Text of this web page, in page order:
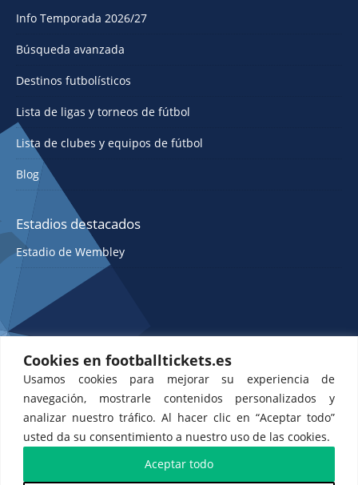
Cookies en footballtickets.es
Usamos cookies para mejorar su experiencia de
navegación, mostrarle contenidos personalizados y
analizar nuestro tráfico. Al hacer clic en “Aceptar todo”
usted da su consentimiento a nuestro uso de las cookies.
Aceptar todo
Info Temporada 2026/27
Búsqueda avanzada
Destinos futbolísticos
Lista de ligas y torneos de fútbol
Lista de clubes y equipos de fútbol
Blog
Estadios destacados
Estadio de Wembley
ETTS 365 SL, Rambla de Catalunya 38, 8, 1, Barcelona 08007, España |
CIF: ES-B43945534